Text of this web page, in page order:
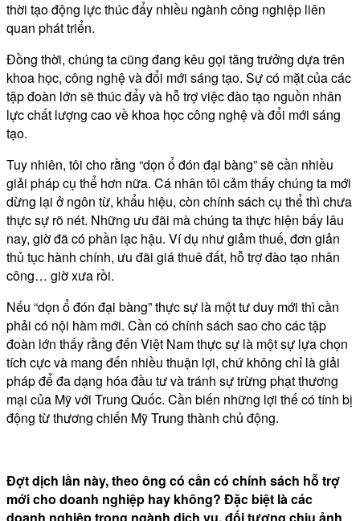
thời tạo động lực thúc đẩy nhiều ngành công nghiệp liên
quan phát triển.
Đồng thời, chúng ta cũng đang kêu gọi tăng trưởng dựa trên
khoa học, công nghệ và đổi mới sáng tạo. Sự có mặt của các
tập đoàn lớn sẽ thúc đẩy và hỗ trợ việc đào tạo nguồn nhân
lực chất lượng cao về khoa học công nghệ và đổi mới sáng
tạo.
Tuy nhiên, tôi cho rằng “dọn ổ đón đại bàng” sẽ cần nhiều
giải pháp cụ thể hơn nữa. Cá nhân tôi cảm thấy chúng ta mới
dừng lại ở ngôn từ, khẩu hiệu, còn chính sách cụ thể thì chưa
thực sự rõ nét. Những ưu đãi mà chúng ta thực hiện bấy lâu
nay, giờ đã có phần lạc hậu. Ví dụ như giảm thuế, đơn giản
thủ tục hành chính, ưu đãi giá thuê đất, hỗ trợ đào tạo nhân
công… giờ xưa rồi.
Nếu “dọn ổ đón đại bàng” thực sự là một tư duy mới thì cần
phải có nội hàm mới. Cần có chính sách sao cho các tập
đoàn lớn thấy rằng đến Việt Nam thực sự là một sự lựa chọn
tích cực và mang đến nhiều thuận lợi, chứ không chỉ là giải
pháp để đa dạng hóa đầu tư và tránh sự trừng phạt thương
mại của Mỹ với Trung Quốc. Cần biến những lợi thế có tính bị
động từ thương chiến Mỹ Trung thành chủ động.
Đợt dịch lần này, theo ông có cần có chính sách hỗ trợ
mới cho doanh nghiệp hay không? Đặc biệt là các
doanh nghiệp trong ngành dịch vụ, đối tượng chịu ảnh